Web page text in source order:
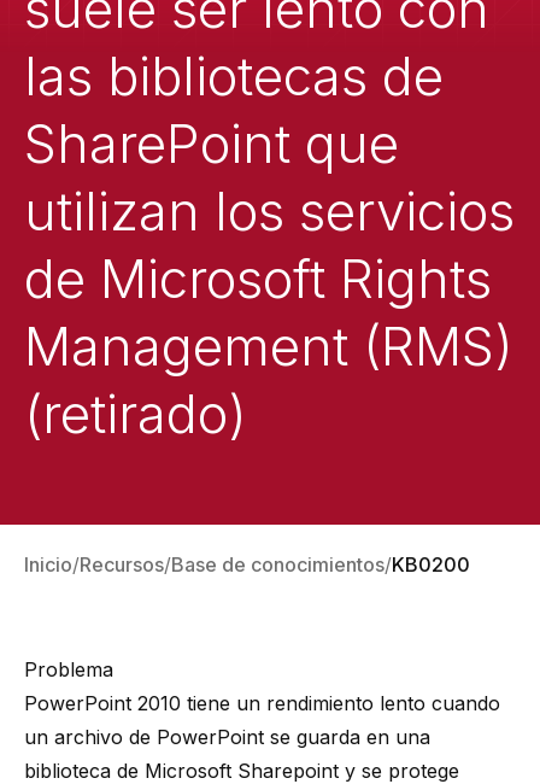
las bibliotecas de
SharePoint que
utilizan los servicios
de Microsoft Rights
Management (RMS)
(retirado)
Inicio Recursos Base de conocimientos KB0200
Problema
PowerPoint 2010 tiene un rendimiento lento cuando
un archivo de PowerPoint se guarda en una
biblioteca de Microsoft Sharepoint y se protege